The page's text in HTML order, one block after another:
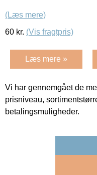
(Læs mere)
60 kr. (Vis fragtpris)
Læs mere »
Vi har gennemgået de
prisniveau,
betalingsmuligheder.